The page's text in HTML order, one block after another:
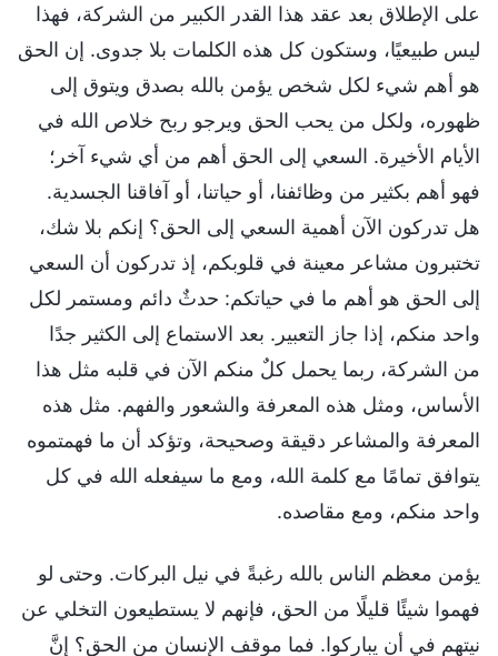
على الإطلاق بعد عقد هذا القدر الكبير من الشركة، فهذا
ليس طبيعيًا، وستكون كل هذه الكلمات بلا جدوى. إن الحق
هو أهم شيء لكل شخص يؤمن بالله بصدق ويتوق إلى
ظهوره، ولكل من يحب الحق ويرجو ربح خلاص الله في
الأيام الأخيرة. السعي إلى الحق أهم من أي شيء آخر؛
فهو أهم بكثير من وظائفنا، أو حياتنا، أو آفاقنا الجسدية.
هل تدركون الآن أهمية السعي إلى الحق؟ إنكم بلا شك،
تختبرون مشاعر معينة في قلوبكم، إذ تدركون أن السعي
إلى الحق هو أهم ما في حياتكم: حدثٌ دائم ومستمر لكل
واحد منكم، إذا جاز التعبير. بعد الاستماع إلى الكثير جدًا
من الشركة، ربما يحمل كلٌ منكم الآن في قلبه مثل هذا
الأساس، ومثل هذه المعرفة والشعور والفهم. مثل هذه
المعرفة والمشاعر دقيقة وصحيحة، وتؤكد أن ما فهمتموه
يتوافق تمامًا مع كلمة الله، ومع ما سيفعله الله في كل
واحد منكم، ومع مقاصده.
يؤمن معظم الناس بالله رغبةً في نيل البركات. وحتى لو
فهموا شيئًا قليلًا من الحق، فإنهم لا يستطيعون التخلي عن
نيتهم في أن يباركوا. فما موقف الإنسان من الحق؟ إنَّ